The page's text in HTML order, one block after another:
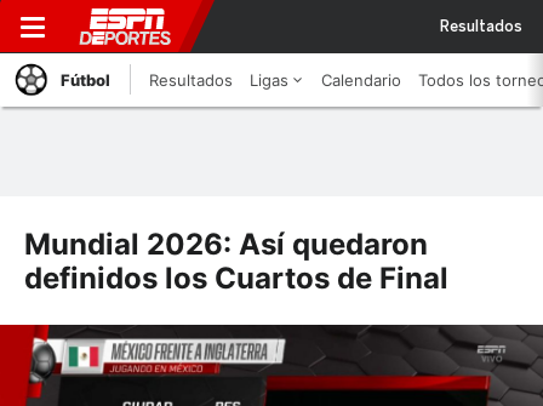
Resultados
Fútbol Resultados Ligas Calendario Todos los
Mundial 2026: Así quedaron
definidos los Cuartos de Final